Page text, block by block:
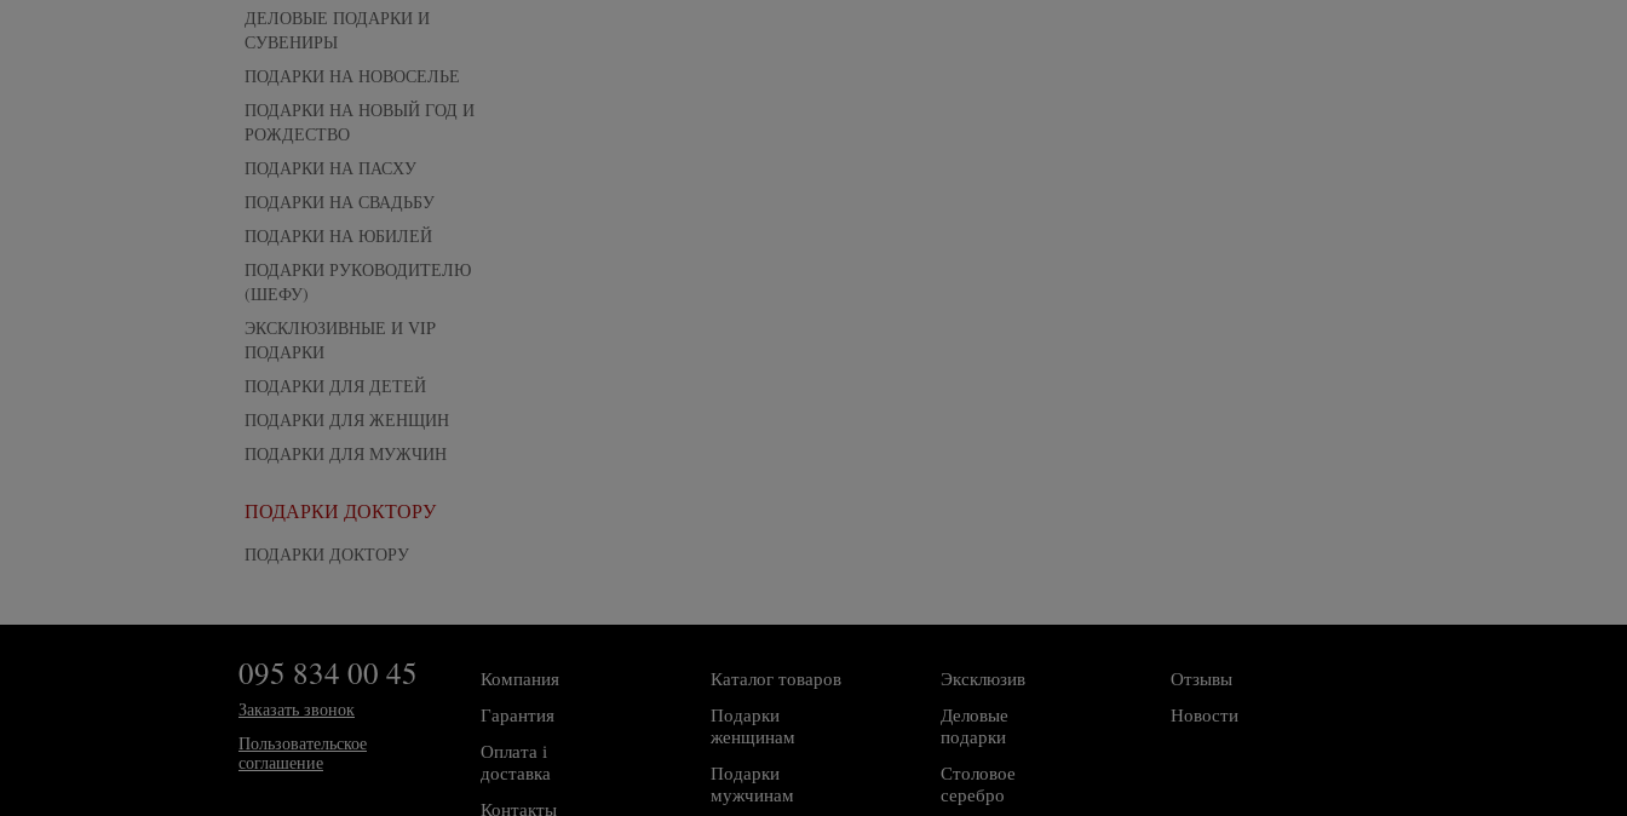
ДЕЛОВЫЕ ПОДАРКИ И
СУВЕНИРЫ
ПОДАРКИ НА НОВОСЕЛЬЕ
ПОДАРКИ НА НОВЫЙ ГОД И
РОЖДЕСТВО
ПОДАРКИ НА ПАСХУ
ПОДАРКИ НА СВАДЬБУ
ПОДАРКИ НА ЮБИЛЕЙ
ПОДАРКИ РУКОВОДИТЕЛЮ
(ШЕФУ)
ЭКСКЛЮЗИВНЫЕ И VIP
ПОДАРКИ
ПОДАРКИ ДЛЯ ДЕТЕЙ
ПОДАРКИ ДЛЯ ЖЕНЩИН
ПОДАРКИ ДЛЯ МУЖЧИН
ПОДАРКИ ДОКТОРУ
ПОДАРКИ ДОКТОРУ
095 834 00 45
Заказать звонок
Пользовательское
соглашение
Компания
Гарантия
Оплата і
доставка
Контакты
Каталог товаров
Подарки
женщинам
Подарки
мужчинам
Эксклюзив
Деловые
подарки
Столовое
серебро
Отзывы
Новости